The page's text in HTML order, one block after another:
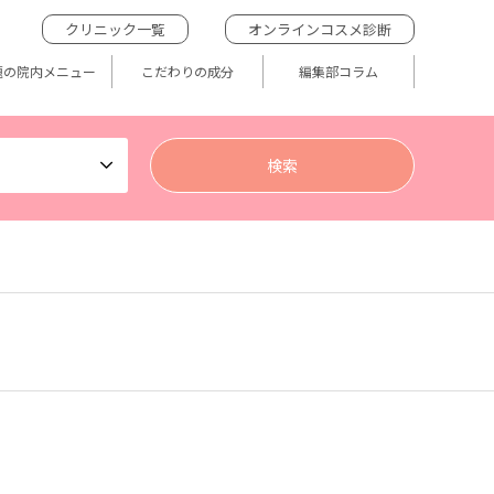
クリニック一覧 オンラインコスメ診断
院内メニュー こだわりの成分 編集部コラム